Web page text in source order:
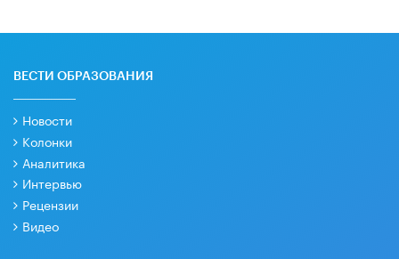
ВЕСТИ ОБРАЗОВАНИЯ
Новости
Колонки
Аналитика
Интервью
Рецензии
Видео